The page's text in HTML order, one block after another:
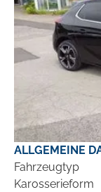
ALLGEMEINE
Fahrzeugtyp
Karosserieform